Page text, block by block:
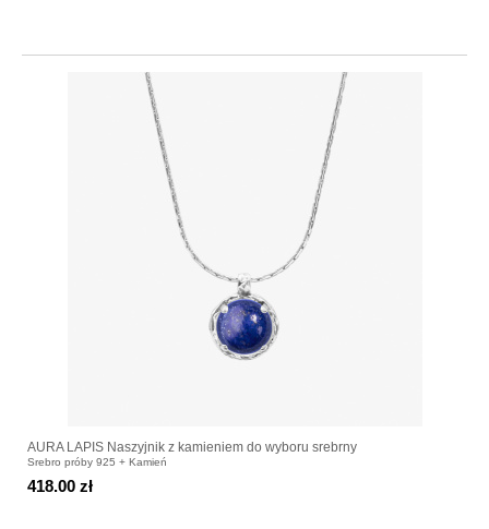
AURA LAPIS Naszyjnik z kamieniem do wyboru srebrny
Srebro próby 925 + Kamień
418.00 zł